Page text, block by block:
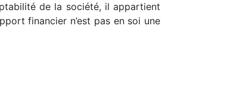
de la société, il appartient
financier n’est pas en soi une